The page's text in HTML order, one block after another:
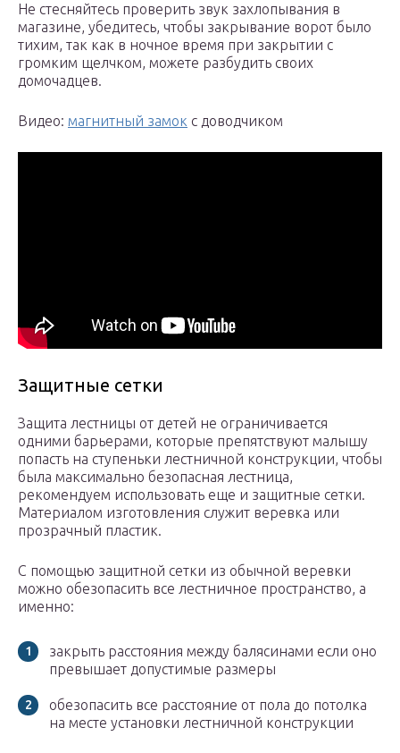
Не стесняйтесь проверить звук захлопывания в
магазине, убедитесь, чтобы закрывание ворот было
тихим, так как в ночное время при закрытии с
громким щелчком, можете разбудить своих
домочадцев.
Видео: магнитный замок с доводчиком
Защитные сетки
Защита лестницы от детей не ограничивается
одними барьерами, которые препятствуют малышу
попасть на ступеньки лестничной конструкции, чтобы
была максимально безопасная лестница,
рекомендуем использовать еще и защитные сетки.
Материалом изготовления служит веревка или
прозрачный пластик.
С помощью защитной сетки из обычной веревки
можно обезопасить все лестничное пространство, а
именно:
закрыть расстояния между балясинами если оно
превышает допустимые размеры
обезопасить все расстояние от пола до потолка
на месте установки лестничной конструкции